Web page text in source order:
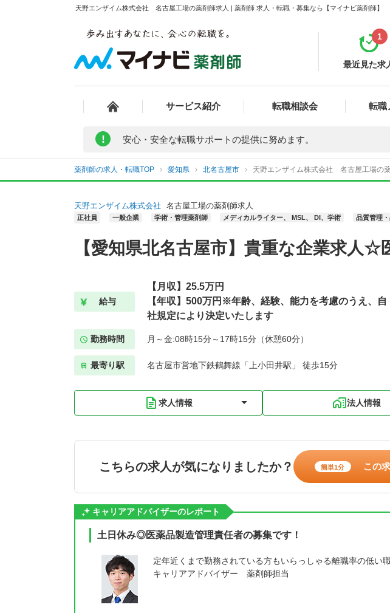
天野エンザイム株式会社 名古屋工場の薬剤師求人 | 薬剤師 求人・転職・募集なら【マイナビ薬剤師】
最近見た求
1
サービス紹介 転職相談会 転職
! 安心・安全な転職サポートの提供に努めます。
薬剤師の求人・転職TOP 愛知県 北名古屋市 天野エンザイム株式会社 名古屋工場の
天野エンザイム株式会社 名古屋工場の薬剤師求人
正社員 一般企業 学術・管理薬剤師 メディカルライター、 MSL、 DI、学術 品質管理
【愛知県北名古屋市】貴重な企業求人☆
給与
【月収】25.5万円
【年収】500万円※年齢、経験、能力を考慮のうえ、自
社規定により決定いたします
勤務時間 月～金:08時15分～17時15分（休憩60分）
最寄り駅 名古屋市営地下鉄鶴舞線「上小田井駅」 徒歩15分
求人情報 法人情報
こちらの求人が気になりましたか？ 簡単1分 この
キャリアアドバイザーのレポート
土日休み◎医薬品製造管理責任者の募集です！
定年近くまで勤務されている方もいらっしゃる離職率の低い
キャリアアドバイザー 薬剤師担当